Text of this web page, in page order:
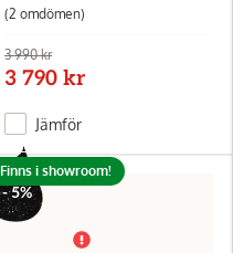
(2 omdömen)
3 990 kr
3 790 kr
Jämför
- 5%
Finns i showroom!